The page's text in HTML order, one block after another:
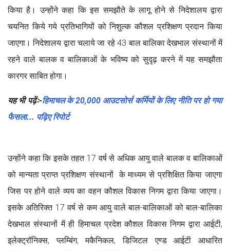
किया है। उन्होंने कहा कि इस समझौते के लागू होने से निदेशालय द्वारा
चयनित किये गये प्रतिभागियों को निशुल्क कौशल प्रशिक्षण प्रदान किया
जाएगा। निदेशालय द्वारा चलाये जा रहे 43 बाल बालिका देखभाल संस्थानों में
रहने वाले बालक व बालिकाओं के भविष्य को सुदृढ़ करने में यह समझौता
कारगर साबित होगा।
यह भी पढ़ेंः-हिमाचल के 20,000 आउटसोर्स कर्मियों के लिए नीति पर हो गया
फैसला... पढ़िए रिपोर्ट
उन्होंने कहा कि इसके तहत 17 वर्ष से अधिक आयु वाले बालक व बालिकाओं
को मान्यता प्राप्त प्रशिक्षण संस्थानों के माध्यम से प्रशिक्षित किया जाएगा
जिस पर होने वाले व्यय का वहन कौशल विकास निगम द्वारा किया जाएगा।
इसके अतिरिक्त 17 वर्ष से कम आयु वाले बाल-बालिकाओं को बाल-बालिका
देखभाल संस्थानों में ही हिमाचल प्रदेश कौशल विकास निगम द्वारा आईटी,
इलेक्ट्रॉनिक्स, प्लम्बिंग, मकैनिकल, डिजिटल एण्ड आईटी आधारित